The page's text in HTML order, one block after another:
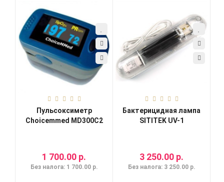
Пульсоксиметр
Choicemmed MD300C2
1 700.00 р.
Без налога: 1 700.00 р.
Бактерицидная лампа
SITITEK UV-1
3 250.00 р.
Без налога: 3 250.00 р.